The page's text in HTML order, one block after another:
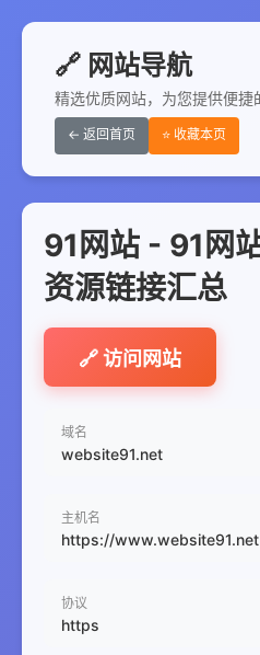
🔗 网站导航
精选优质网站，为您提供便捷
← 返回首页 ⭐ 收藏本页
91网站 - 91网
资源链接汇总
🔗 访问网站
域名
website91.net
主机名
https://www.website91.net
协议
https